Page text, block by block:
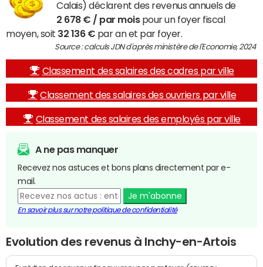
Calais) déclarent des revenus annuels de
2 678 € / par moispour un foyer fiscal
moyen, soit 32 136 € par an et par foyer.
Source : calculs JDN d'après ministère de l'Economie, 2024
Classement des salaires des cadres par ville
Classement des salaires des ouvriers par ville
Classement des salaires des employés par ville
A ne pas manquer
Recevez nos astuces et bons plans directement par e-
mail.
Je m'abonne
En savoir plus sur notre politique de confidentialité
Evolution des revenus à Inchy-en-Artois